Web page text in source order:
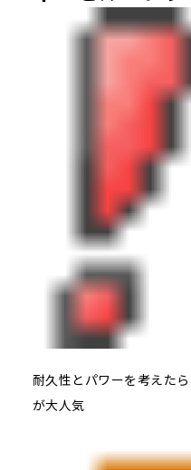
耐久性とパワーを考えた
が大人気